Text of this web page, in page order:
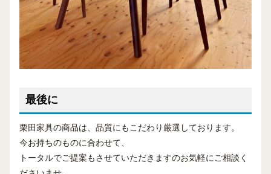
最後に
栗田家具の商品は、品質にもこだわり厳選しております。
今お持ちのものに合わせて、
トータルでご提案もさせていただきますのお気軽にご相談く